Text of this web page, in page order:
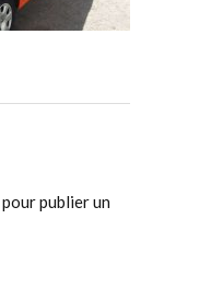
pour publier un